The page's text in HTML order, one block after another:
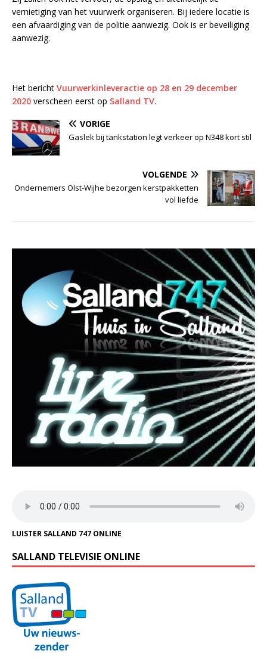
vernietiging van het vuurwerk organiseren. Bij iedere locatie is
een afvaardiging van de politie aanwezig. Ook is er beveiliging
aanwezig.
Het bericht Vuurwerkinleveractie op 28 en 29 december
2020 verscheen eerst op Salland TV.
VORIGE
Gaslek bij tankstation legt verkeer op N348 kort stil
VOLGENDE
Ondernemers Olst-Wijhe bezorgen kerstpakketten
vol liefde
LUISTER SALLAND 747 ONLINE
SALLAND TELEVISIE ONLINE